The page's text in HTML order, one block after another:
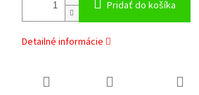
Pridať do košíka
Detailné informácie